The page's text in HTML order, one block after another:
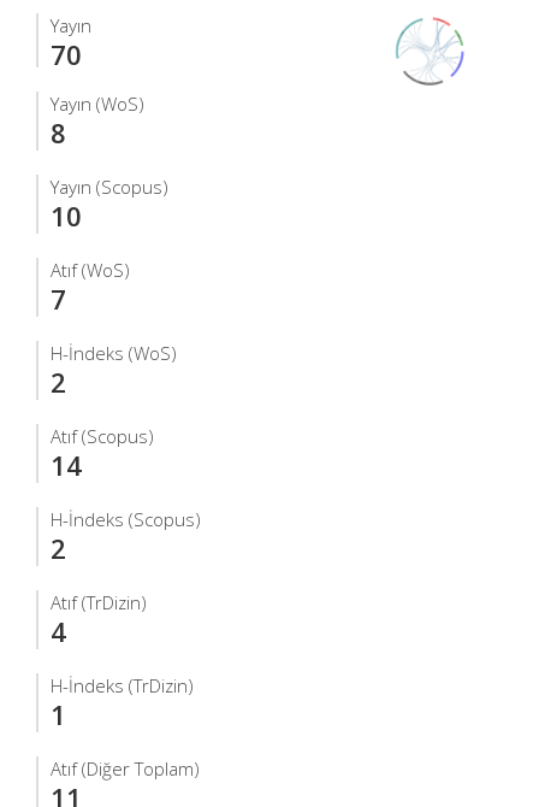
Yayın
70
Yayın (WoS)
8
Yayın (Scopus)
10
Atıf (WoS)
7
H-İndeks (WoS)
2
Atıf (Scopus)
14
H-İndeks (Scopus)
2
Atıf (TrDizin)
4
H-İndeks (TrDizin)
1
Atıf (Diğer Toplam)
11